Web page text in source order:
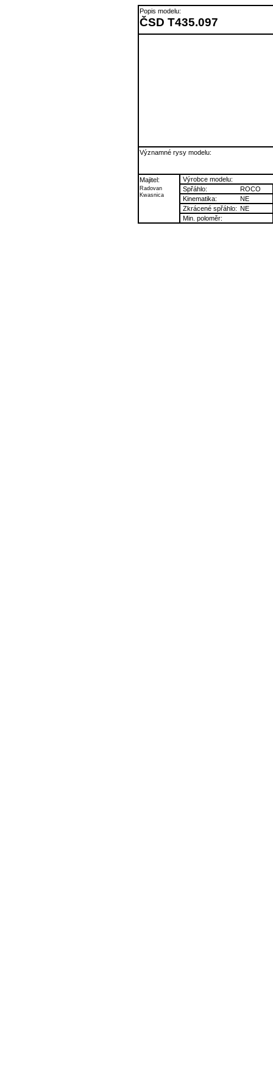
Popis modelu:
ČSD T435.097
Významné rysy modelu:
Majitel:
Radovan
Kwasnica
Výrobce modelu:
Spřáhlo:
ROCO
Kinematika:
NE
Zkrácené spřáhlo: NE
Min. poloměr: